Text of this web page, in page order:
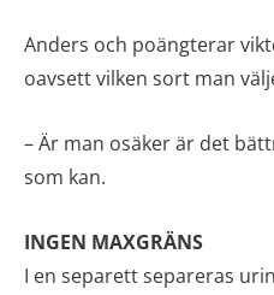
Anders och poängterar
oavsett vilken sort man
– Är man osäker är det
som kan.
INGEN MAXGRÄNS
I en separett separeras